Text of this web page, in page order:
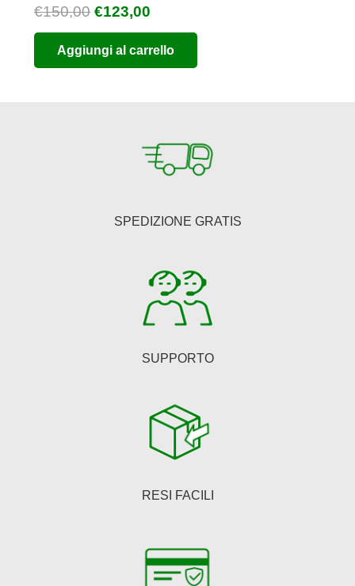
€150,00 Il
prezzo
originale
era:
€123,00
prezzo
attuale
è:
Aggiungi al carrello
SPEDIZIONE GRATIS
SUPPORTO
RESI FACILI